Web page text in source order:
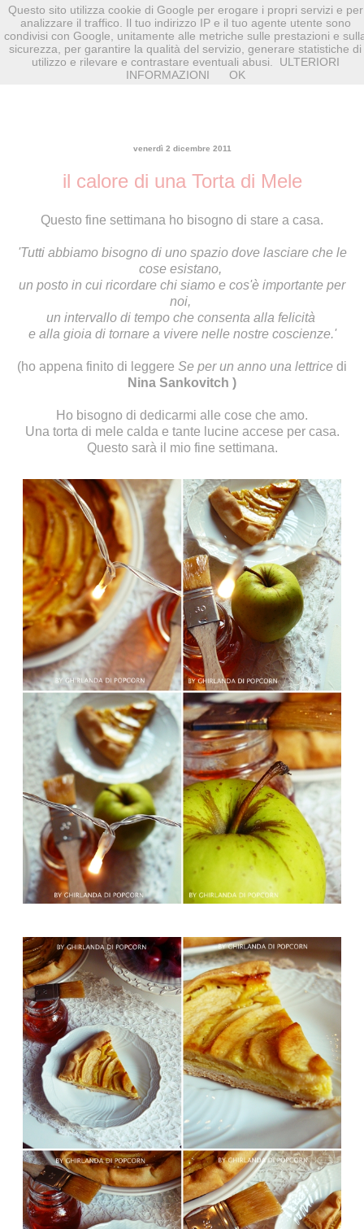
venerdì 2 dicembre 2011
il calore di una Torta di Mele
Questo fine settimana ho bisogno di stare a casa.
'Tutti abbiamo bisogno di uno spazio dove lasciare che le
cose esistano,
un posto in cui ricordare chi siamo e cos'è importante per
noi,
un intervallo di tempo che consenta alla felicità
e alla gioia di tornare a vivere nelle nostre coscienze.'
(ho appena finito di leggere Se per un anno una lettrice di
Nina Sankovitch )
Ho bisogno di dedicarmi alle cose che amo.
Una torta di mele calda e tante lucine accese per casa.
Questo sarà il mio fine settimana.
Questo sito utilizza cookie di Google per erogare i propri servizi e per
analizzare il traffico. Il tuo indirizzo IP e il tuo agente utente sono
condivisi con Google, unitamente alle metriche sulle prestazioni e
sicurezza, per garantire la qualità del servizio, generare statistiche di
utilizzo e rilevare e contrastare eventuali abusi.
ULTERIORI
INFORMAZIONI
OK